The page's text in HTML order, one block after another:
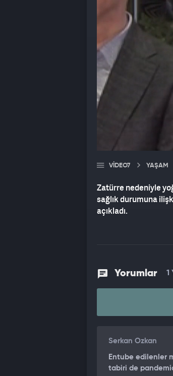
VIDEO7 YAŞAM
Zatürre nedeniyle
sağlık durumuna
açıkladı.
Yorumlar 1
Serkan Ozkan
Entube edilenler
tabiri de